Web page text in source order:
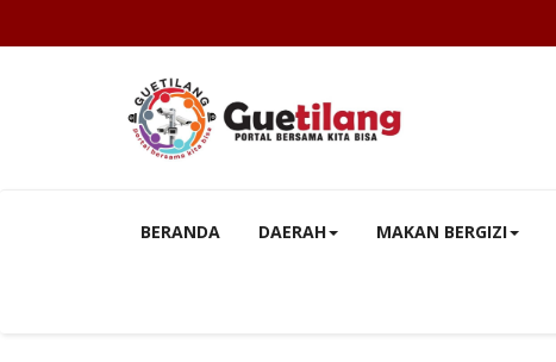
BERANDA DAERAH MAKAN BERGIZI